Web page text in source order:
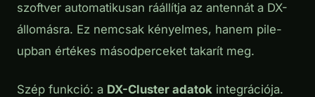
szoftver automatikusan ráállítja az antennát a DX-
állomásra. Ez nemcsak kényelmes, hanem pile-
upban értékes másodperceket takarít meg.
Szép funkció: a DX-Cluster adatok integrációja.